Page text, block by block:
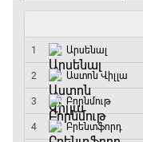
19:40 - 20:10
Ֆուտբոլի ազգեր
20:10 - 21:00